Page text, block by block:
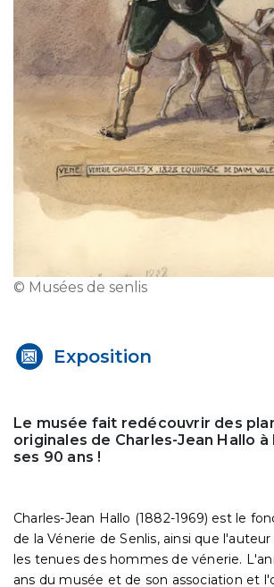
© Musées de senlis
Exposition
Le musée fait redécouvrir des
originales de Charles-Jean Hallo
ses 90 ans !
Charles-Jean Hallo (1882-1969) est le
de la Vénerie de Senlis, ainsi que
les tenues des hommes de vénerie.
ans du musée et de son association et